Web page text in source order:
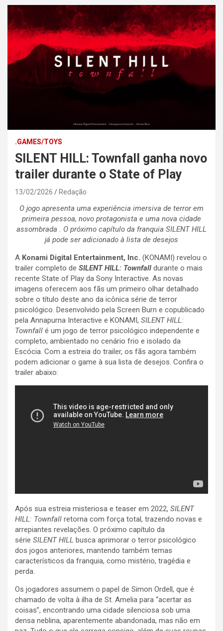
.GAMES/TOYS
SILENT HILL: Townfall ganha novo
trailer durante o State of Play
13/02/2026 Redação
O jogo apresenta uma experiência imersiva de terror em
primeira pessoa, novo protagonista e uma nova cidade
assombrada . O próximo capítulo da franquia SILENT HILL
já pode ser adicionado à lista de desejos
A Konami Digital Entertainment, Inc. (KONAMI) revelou o
trailer completo de SILENT HILL: Townfall durante o mais
recente State of Play da Sony Interactive. As novas
imagens oferecem aos fãs um primeiro olhar detalhado
sobre o título deste ano da icônica série de terror
psicológico. Desenvolvido pela Screen Burn e copublicado
pela Annapurna Interactive e KONAMI, SILENT HILL:
Townfall é um jogo de terror psicológico independente e
completo, ambientado no cenário frio e isolado da
Escócia. Com a estreia do trailer, os fãs agora também
podem adicionar o game à sua lista de desejos. Confira o
trailer abaixo:
Após sua estreia misteriosa e teaser em 2022, SILENT
HILL: Townfall retorna com força total, trazendo novas e
arrepiantes revelações. O próximo capítulo da
série SILENT HILL busca aprimorar o terror psicológico
dos jogos anteriores, mantendo também temas
característicos da franquia, como mistério, tragédia e
perda.
Os jogadores assumem o papel de Simon Ordell, que é
chamado de volta à ilha de St. Amelia para “acertar as
coisas”, encontrando uma cidade silenciosa sob uma
densa neblina, aparentemente abandonada, mas não em